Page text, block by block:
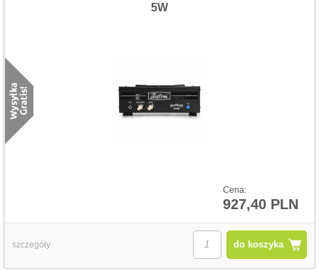
Cena:
927,40 PLN
5W
do koszyka
szczegóły